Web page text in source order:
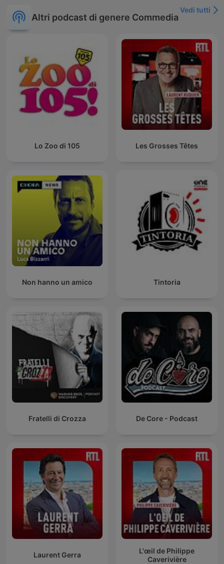
Altri podcast di genere Commedia
Vedi tutti
Lo Zoo di 105 Les Grosses Têtes
Non hanno un amico Tintoria
Fratelli di Crozza De Core - Podcast
Laurent Gerra
L'œil de Philippe
Caverivière